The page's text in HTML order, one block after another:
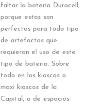
faltar la batería Duracell,
porque estas son
perfectas para todo tipo
de artefactos que
requieran el uso de este
tipo de bateria. Sobre
todo en los kioscos o
maxi kioscos de la
Capital, o de espacios